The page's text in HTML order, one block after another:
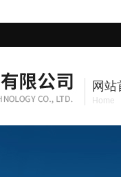
网站
Home